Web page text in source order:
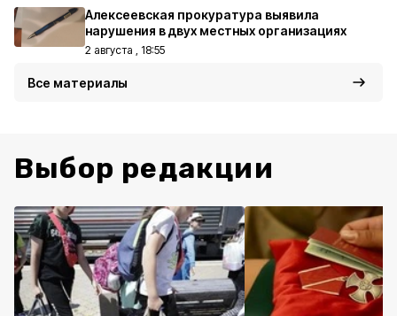
Алексеевская прокуратура выявила
нарушения в двух местных организациях
2 августа , 18:55
Все материалы
Выбор редакции